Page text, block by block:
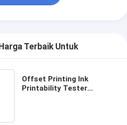
Terbaik Untuk
Offset Printing Ink
Printability Tester